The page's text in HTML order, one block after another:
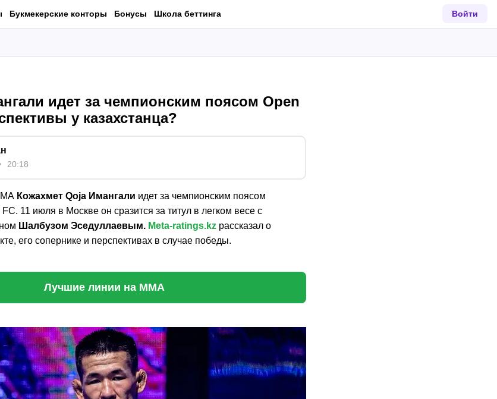
Букмекерские конторы Бонусы Школа беттинга Войти
идет за чемпионским поясом Open
у казахстанца?
20:18
Кожахмет Qoja Имангали идет за чемпионским поясом
11 июля в Москве он сразится за титул в легком весе с
Шалбузом Эседуллаевым. Meta-ratings.kz рассказал о
его сопернике и перспективах в случае победы.
Лучшие линии на ММА